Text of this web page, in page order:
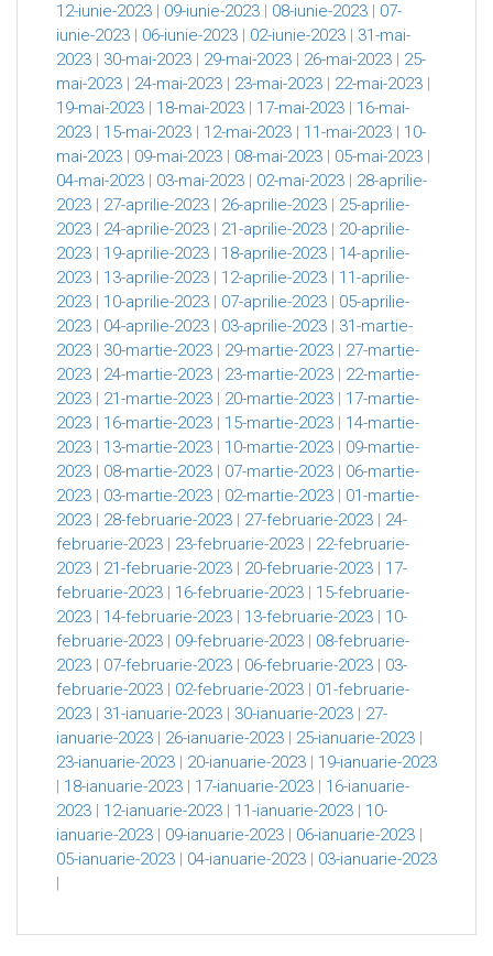
12-iunie-2023 | 09-iunie-2023 | 08-iunie-2023 | 07-
iunie-2023 | 06-iunie-2023 | 02-iunie-2023 | 31-mai-
2023 | 30-mai-2023 | 29-mai-2023 | 26-mai-2023 | 25-
mai-2023 | 24-mai-2023 | 23-mai-2023 | 22-mai-2023 |
19-mai-2023 | 18-mai-2023 | 17-mai-2023 | 16-mai-
2023 | 15-mai-2023 | 12-mai-2023 | 11-mai-2023 | 10-
mai-2023 | 09-mai-2023 | 08-mai-2023 | 05-mai-2023 |
04-mai-2023 | 03-mai-2023 | 02-mai-2023 | 28-aprilie-
2023 | 27-aprilie-2023 | 26-aprilie-2023 | 25-aprilie-
2023 | 24-aprilie-2023 | 21-aprilie-2023 | 20-aprilie-
2023 | 19-aprilie-2023 | 18-aprilie-2023 | 14-aprilie-
2023 | 13-aprilie-2023 | 12-aprilie-2023 | 11-aprilie-
2023 | 10-aprilie-2023 | 07-aprilie-2023 | 05-aprilie-
2023 | 04-aprilie-2023 | 03-aprilie-2023 | 31-martie-
2023 | 30-martie-2023 | 29-martie-2023 | 27-martie-
2023 | 24-martie-2023 | 23-martie-2023 | 22-martie-
2023 | 21-martie-2023 | 20-martie-2023 | 17-martie-
2023 | 16-martie-2023 | 15-martie-2023 | 14-martie-
2023 | 13-martie-2023 | 10-martie-2023 | 09-martie-
2023 | 08-martie-2023 | 07-martie-2023 | 06-martie-
2023 | 03-martie-2023 | 02-martie-2023 | 01-martie-
2023 | 28-februarie-2023 | 27-februarie-2023 | 24-
februarie-2023 | 23-februarie-2023 | 22-februarie-
2023 | 21-februarie-2023 | 20-februarie-2023 | 17-
februarie-2023 | 16-februarie-2023 | 15-februarie-
2023 | 14-februarie-2023 | 13-februarie-2023 | 10-
februarie-2023 | 09-februarie-2023 | 08-februarie-
2023 | 07-februarie-2023 | 06-februarie-2023 | 03-
februarie-2023 | 02-februarie-2023 | 01-februarie-
2023 | 31-ianuarie-2023 | 30-ianuarie-2023 | 27-
ianuarie-2023 | 26-ianuarie-2023 | 25-ianuarie-2023 |
23-ianuarie-2023 | 20-ianuarie-2023 | 19-ianuarie-2023
| 18-ianuarie-2023 | 17-ianuarie-2023 | 16-ianuarie-
2023 | 12-ianuarie-2023 | 11-ianuarie-2023 | 10-
ianuarie-2023 | 09-ianuarie-2023 | 06-ianuarie-2023 |
05-ianuarie-2023 | 04-ianuarie-2023 | 03-ianuarie-2023
|